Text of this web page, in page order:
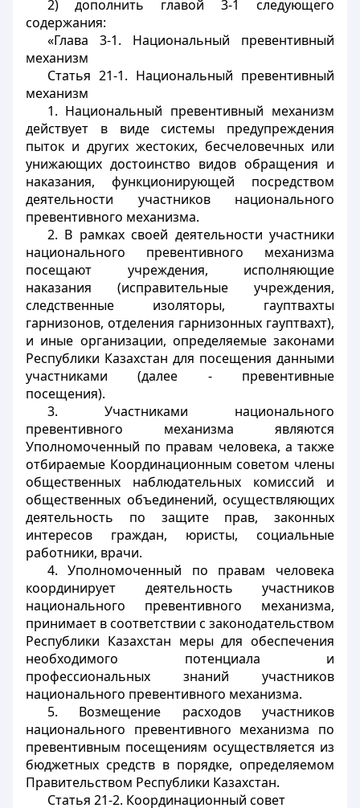
2) дополнить главой 3-1 следующего
содержания:
«Глава 3-1. Национальный превентивный
механизм
Статья 21-1. Национальный превентивный
механизм
1. Национальный превентивный механизм
действует в виде системы предупреждения
пыток и других жестоких, бесчеловечных или
унижающих достоинство видов обращения и
наказания, функционирующей посредством
деятельности участников национального
превентивного механизма.
2. В рамках своей деятельности участники
национального превентивного механизма
посещают учреждения, исполняющие
наказания (исправительные учреждения,
следственные изоляторы, гауптвахты
гарнизонов, отделения гарнизонных гауптвахт),
и иные организации, определяемые законами
Республики Казахстан для посещения данными
участниками (далее - превентивные
посещения).
3. Участниками национального
превентивного механизма являются
Уполномоченный по правам человека, а также
отбираемые Координационным советом члены
общественных наблюдательных комиссий и
общественных объединений, осуществляющих
деятельность по защите прав, законных
интересов граждан, юристы, социальные
работники, врачи.
4. Уполномоченный по правам человека
координирует деятельность участников
национального превентивного механизма,
принимает в соответствии с законодательством
Республики Казахстан меры для обеспечения
необходимого потенциала и
профессиональных знаний участников
национального превентивного механизма.
5. Возмещение расходов участников
национального превентивного механизма по
превентивным посещениям осуществляется из
бюджетных средств в порядке, определяемом
Правительством Республики Казахстан.
Статья 21-2. Координационный совет